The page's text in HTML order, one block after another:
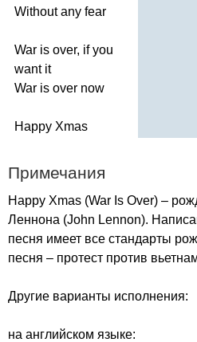
Without any fear
War is over, if you
want it
War is over now
Happy Xmas
Примечания
Happy Xmas (War Is Over) –
Леннона (John Lennon).
песня имеет все стандарты
песня – протест против
Другие варианты исполнения:
на английском языке: